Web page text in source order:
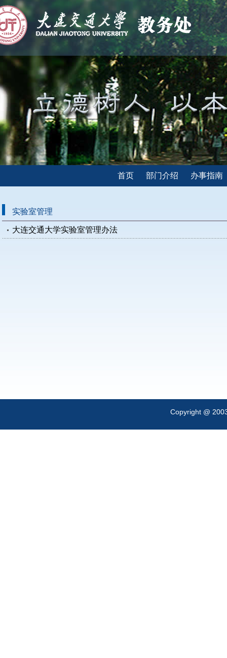
首页 部门介绍 办事指南
实验室管理
大连交通大学实验室管理办法
Copyright @